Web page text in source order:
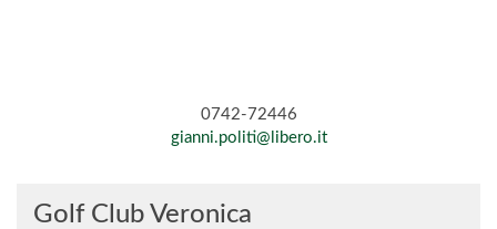
0742-72446
gianni.politi@libero.it
Golf Club Veronica